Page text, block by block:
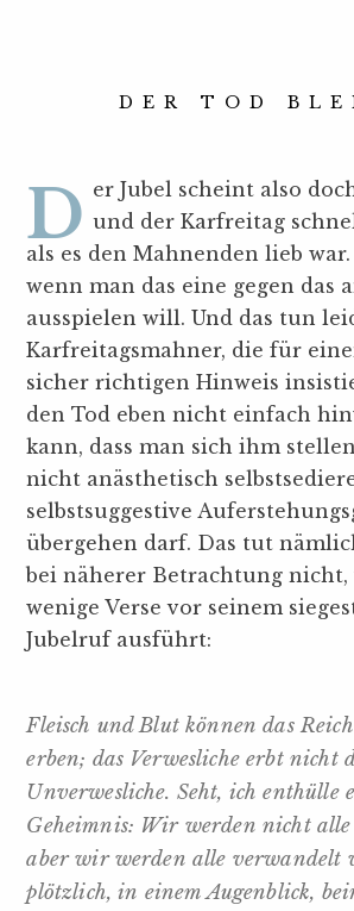
DER TOD
Der Jubel scheint also doch zu siegen und der Karfreitag
als es den Mahnenden lieb
wenn man das eine gegen das
ausspielen will. Und das tun
Karfreitagsmahner, die für
sicher richtigen Hinweis
den Tod eben nicht einfach
kann, dass man sich ihm
nicht anästhetisch
selbstsuggestive
übergehen darf. Das tut
bei näherer Betrachtung nicht,
wenige Verse vor seinem
Jubelruf ausführt:
Fleisch und Blut können das
erben; das Verwesliche erbt nicht
Unverwesliche. Seht, ich enthülle
Geheimnis: Wir werden nicht alle
aber wir werden alle verwandelt
plötzlich, in einem Augenblick,